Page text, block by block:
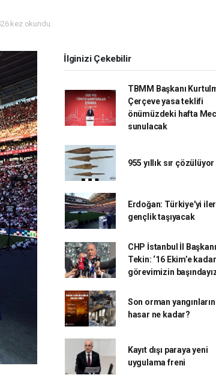
kez okundu.
İlginizi Çekebilir
TBMM Başkanı
Çerçeve yasa teklifi
önümüzdeki hafta
sunulacak
955 yıllık sır çözülüyor
Erdoğan: Türkiye'yi
gençlik taşıyacak
CHP İstanbul İl
Tekin: ‘16 Ekim’e kadar
görevimizin
Son orman
hasar ne kadar?
Kayıt dışı paraya yeni
uygulama freni